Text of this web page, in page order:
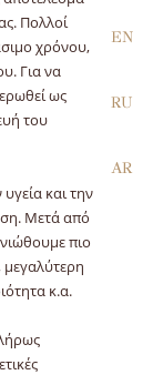
EN
RU
AR
Πολλοί
χρόνου,
Για να
ως
του
και την
Μετά από
πιο
μεγαλύτερη
κ.α.